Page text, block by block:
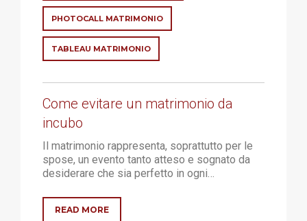
PHOTOCALL MATRIMONIO
TABLEAU MATRIMONIO
Come evitare un matrimonio da
incubo
Il matrimonio rappresenta, soprattutto per le
spose, un evento tanto atteso e sognato da
desiderare che sia perfetto in ogni…
READ MORE